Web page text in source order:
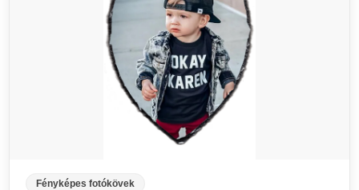
Fényképes fotókövek